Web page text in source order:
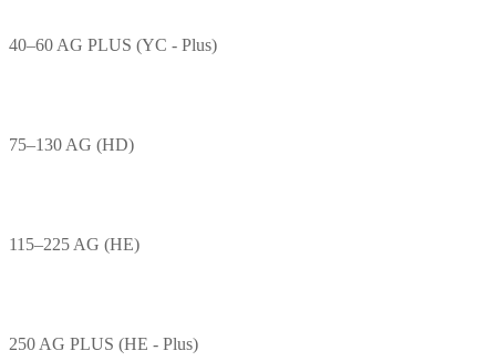
40–60 AG PLUS (YC - Plus)
75–130 AG (HD)
115–225 AG (HE)
250 AG PLUS (HE - Plus)